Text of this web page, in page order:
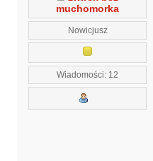
muchomorka
Nowicjusz
Wiadomości: 12